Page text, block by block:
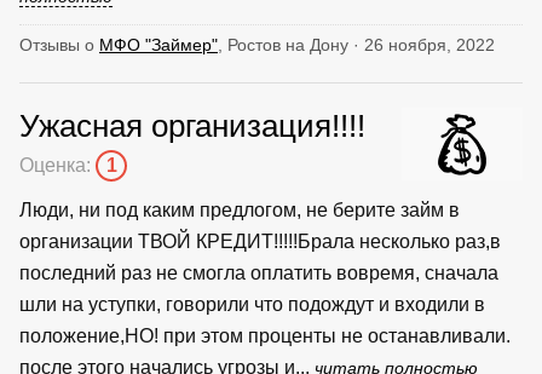
Отзывы о МФО "Займер" , Ростов на Дону · 26 ноября, 2022
Ужасная организация!!!!
Оценка: 1
Люди, ни под каким предлогом, не берите займ в
организации ТВОЙ КРЕДИТ!!!!!Брала несколько раз,в
последний раз не смогла оплатить вовремя, сначала
шли на уступки, говорили что подождут и входили в
положение,НО! при этом проценты не останавливали.
после этого начались угрозы и... читать полностью